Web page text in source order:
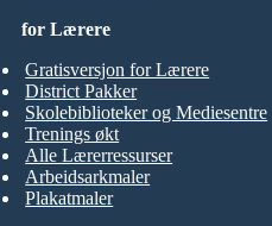
for Lærere
Gratisversjon for Lærere
District Pakker
Skolebiblioteker og Mediesentre
Trenings økt
Alle Lærerressurser
Arbeidsarkmaler
Plakatmaler